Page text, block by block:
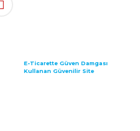
E-Ticarette Güven Damgası
Kullanan Güvenilir Site